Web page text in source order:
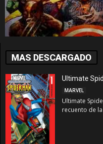
MAS DESCARGADO
Ultimate
MARVEL
Ultimate
recuento de